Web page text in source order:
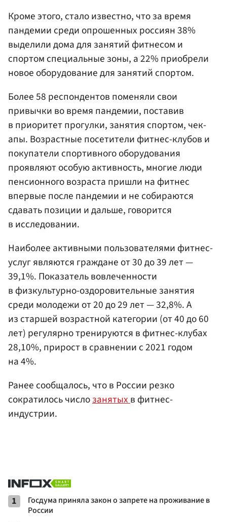
Кроме этого, стало известно, что за время
пандемии среди опрошенных россиян 38%
выделили дома для занятий фитнесом и
спортом специальные зоны, а 22% приобрели
новое оборудование для занятий спортом.
Более 58 респондентов поменяли свои
привычки во время пандемии, поставив
в приоритет прогулки, занятия спортом, чек-
апы. Возрастные посетители фитнес-клубов и
покупатели спортивного оборудования
проявляют особую активность, многие люди
пенсионного возраста пришли на фитнес
впервые после пандемии и не собираются
сдавать позиции и дальше, говорится
в исследовании.
Наиболее активными пользователями фитнес-
услуг являются граждане от 30 до 39 лет —
39,1%. Показатель вовлеченности
в физкультурно-оздоровительные занятия
среди молодежи от 20 до 29 лет — 32,8%. А
из старшей возрастной категории (от 40 до 60
лет) регулярно тренируются в фитнес-клубах
28,10%, прирост в сравнении с 2021 годом
на 4%.
Ранее сообщалось, что в России резко
сократилось числозанятыхв фитнес-
индустрии.
1
Госдума приняла закон о запрете на проживание в
России